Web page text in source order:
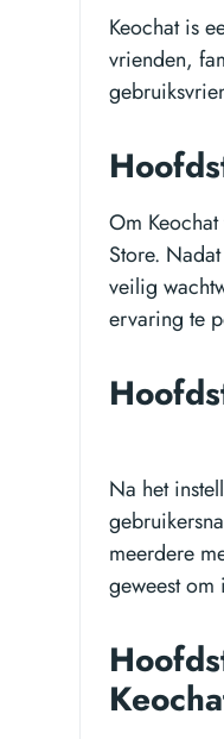
Keochat is
vrienden,
Om
Store.
veilig
ervaring te
Na het
meerdere
geweest